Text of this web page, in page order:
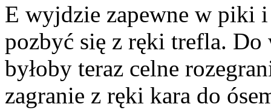
E wyjdzie zapewne w piki
pozbyć się z ręki trefla.
byłoby teraz celne
zagranie z ręki kara do